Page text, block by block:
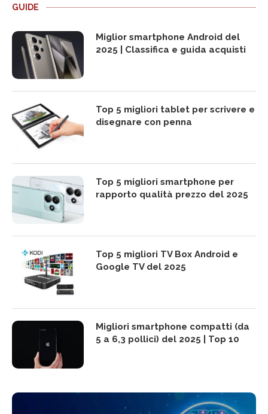
GUIDE
Miglior smartphone Android del
2025 | Classifica e guida acquisti
Top 5 migliori tablet per scrivere e
disegnare con penna
Top 5 migliori smartphone per
rapporto qualità prezzo del 2025
Top 5 migliori TV Box Android e
Google TV del 2025
Migliori smartphone compatti (da
5 a 6,3 pollici) del 2025 | Top 10